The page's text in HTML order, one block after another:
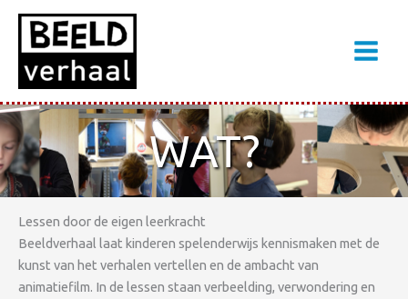
inhoud
WAT?
Lessen door de eigen leerkracht
Beeldverhaal laat kinderen spelenderwijs kennismaken met de
kunst van het verhalen vertellen en de ambacht van
animatiefilm. In de lessen staan verbeelding, verwondering en